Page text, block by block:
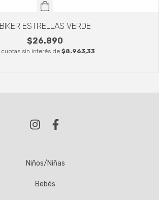
BIKER ESTRELLAS VERDE
$26.890
cuotas sin interés de $8.963,33
Niños/Niñas
Bebés